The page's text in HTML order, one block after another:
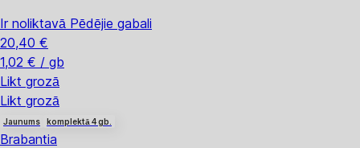
Ir noliktavā Pēdējie gabali
20,40 €
1,02 € / gb
Likt grozā
Likt grozā
Jaunums komplektā 4 gb.
Brabantia